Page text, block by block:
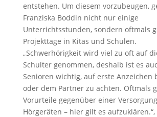
entstehen. Um diesem vorzubeugen,
Franziska Boddin nicht nur einige
Unterrichtsstunden, sondern oftmals
Projekttage in Kitas und Schulen.
„Schwerhörigkeit wird viel zu oft auf
Schulter genommen, deshalb ist es
Senioren wichtig, auf erste Anzeichen
oder dem Partner zu achten. Oftmals
Vorurteile gegenüber einer
Hörgeräten – hier gilt es